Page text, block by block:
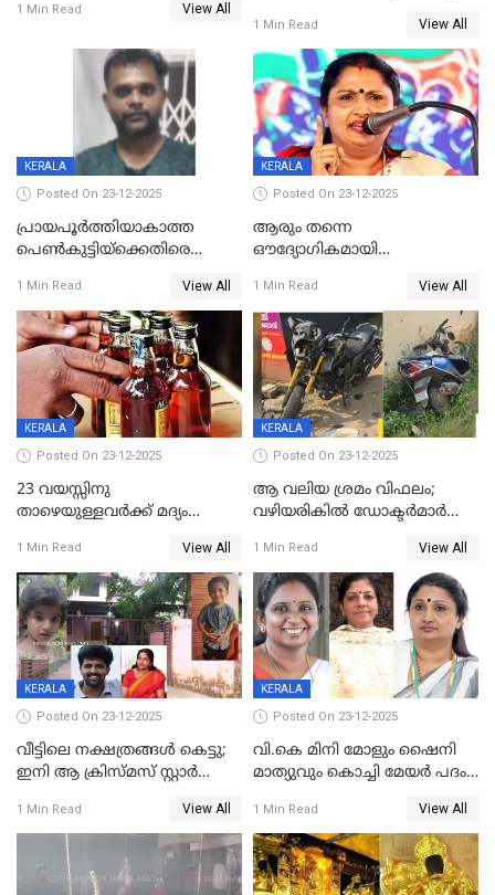
രൂക്ഷം
1 Min Read View All
ഗുരുതരാവസ്ഥയിൽ
1 Min Read View All
KERALA
Posted On 23-12-2025
പ്രായപൂർത്തിയാകാത്ത
പെൺകുട്ടിയ്ക്കെതിരെ
59 വർഷം തടവും 90,൦൦൦ രൂപ
പിഴയും ശിക്ഷ
1 Min Read View All
KERALA
Posted On 23-12-2025
ആരും തന്നെ
ഔദ്യോഗികമായി
കണ്ടെത്താൻ ഇന്ന് കോർ
കമ്മിറ്റി കൂടിയില്ല';
അതൃപ്തിയുമായി ദീപ്തി മേരി
വർഗീസ്
1 Min Read View All
KERALA
Posted On 23-12-2025
23 വയസ്സിനു
താഴെയുള്ളവർക്ക് മദ്യം
നടപടി;സ്ഥാപനങ്ങൾക്കെതിരെ
രണ്ട് കേസുകൾ
1 Min Read View All
KERALA
Posted On 23-12-2025
ആ വലിയ ശ്രമം വിഫലം;
വഴിയരികില്‍ ‌ഡോക്ടര്‍മാര്‍
മരണത്തിന് കീഴടങ്ങി
1 Min Read View All
KERALA
Posted On 23-12-2025
വീട്ടിലെ നക്ഷത്രങ്ങൾ കെട്ടു;
ഇനി ആ ക്രിസ്മസ് സ്റ്റാർ
വേണ്ടിയുള്ള
പിടിവലിക്കിടയിൽ
അപ്പൂപ്പനെതിരെ പോക്സോ
കേസ് ഒടുവിൽ 4 ജീവനുകൾ
1 Min Read View All
KERALA
Posted On 23-12-2025
വി.കെ മിനി മോളും ഷൈനി
മാത്യുവും കൊച്ചി മേയർ പദം
മേയറാകില്ല
1 Min Read View All